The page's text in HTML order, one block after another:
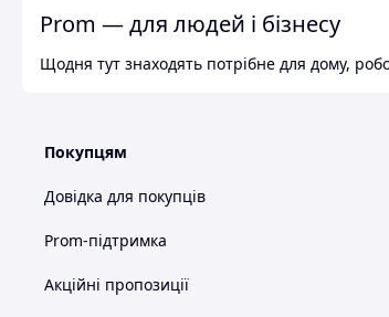
Prom — для людей і бізнесу
Щодня тут знаходять потрібне для дому,
Покупцям
Довідка для покупців
Prom-підтримка
Акційні пропозиції